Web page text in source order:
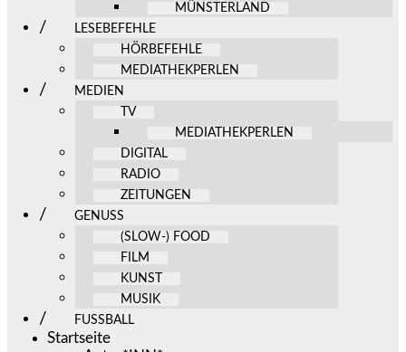
MÜNSTERLAND
LESEBEFEHLE
HÖRBEFEHLE
MEDIATHEKPERLEN
MEDIEN
TV
MEDIATHEKPERLEN
DIGITAL
RADIO
ZEITUNGEN
GENUSS
(SLOW-) FOOD
FILM
KUNST
MUSIK
FUSSBALL
Startseite